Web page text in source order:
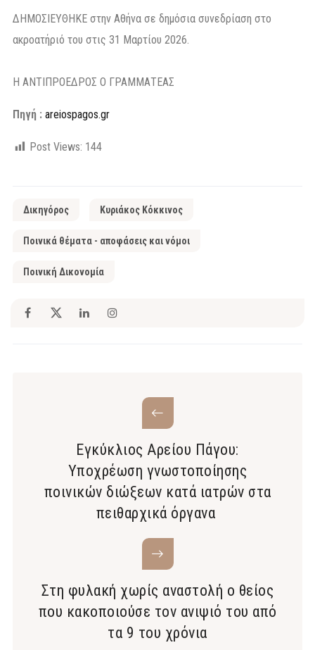
ΔΗΜΟΣΙΕΥΘΗΚΕ στην Αθήνα σε δημόσια συνεδρίαση στο
ακροατήριό του στις 31 Μαρτίου 2026.
Η ΑΝΤΙΠΡΟΕΔΡΟΣ Ο ΓΡΑΜΜΑΤΕΑΣ
Πηγή : areiospagos.gr
Post Views: 144
Δικηγόρος Κυριάκος Κόκκινος
Ποινικά θέματα - αποφάσεις και νόμοι
Ποινική Δικονομία
Εγκύκλιος Αρείου Πάγου:
Υποχρέωση γνωστοποίησης
ποινικών διώξεων κατά ιατρών στα
πειθαρχικά όργανα
Στη φυλακή χωρίς αναστολή ο θείος
που κακοποιούσε τον ανιψιό του από
τα 9 του χρόνια